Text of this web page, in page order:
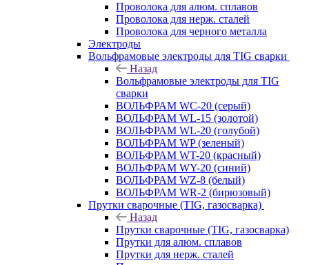
Проволока для алюм. сплавов
Проволока для нерж. сталей
Проволока для черного металла
Электроды
Вольфрамовые электроды для TIG сварки
Назад
Вольфрамовые электроды для TIG
сварки
ВОЛЬФРАМ WC-20 (серый)
ВОЛЬФРАМ WL-15 (золотой)
ВОЛЬФРАМ WL-20 (голубой)
ВОЛЬФРАМ WP (зеленый)
ВОЛЬФРАМ WT-20 (красный)
ВОЛЬФРАМ WY-20 (синий)
ВОЛЬФРАМ WZ-8 (белый)
ВОЛЬФРАМ WR-2 (бирюзовый)
Прутки сварочные (TIG, газосварка)
Назад
Прутки сварочные (TIG, газосварка)
Прутки для алюм. сплавов
Прутки для нерж. сталей